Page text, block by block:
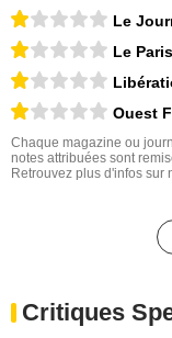
Le
Le
Ouest
Chaque magazine ou
notes attribuées sont
Retrouvez plus d'infos sur
Critiques